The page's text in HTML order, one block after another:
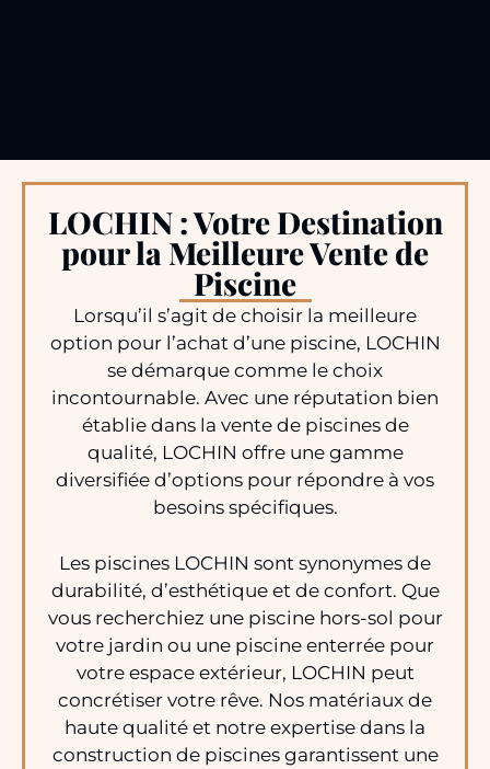
LOCHIN : Votre Destination
pour la Meilleure Vente de
Piscine
Lorsqu’il s’agit de choisir la meilleure
option pour l’achat d’une piscine, LOCHIN
se démarque comme le choix
incontournable. Avec une réputation bien
établie dans la vente de piscines de
qualité, LOCHIN offre une gamme
diversifiée d’options pour répondre à vos
besoins spécifiques.
Les piscines LOCHIN sont synonymes de
durabilité, d’esthétique et de confort. Que
vous recherchiez une piscine hors-sol pour
votre jardin ou une piscine enterrée pour
votre espace extérieur, LOCHIN peut
concrétiser votre rêve. Nos matériaux de
haute qualité et notre expertise dans la
construction de piscines garantissent une